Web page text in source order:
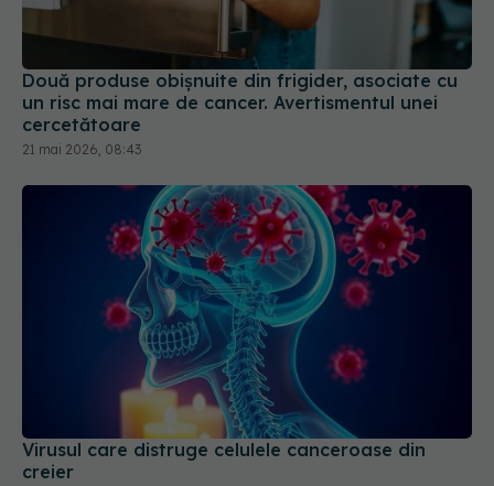
Două produse obișnuite din frigider, asociate cu
un risc mai mare de cancer. Avertismentul unei
cercetătoare
21 mai 2026, 08:43
Virusul care distruge celulele canceroase din
creier